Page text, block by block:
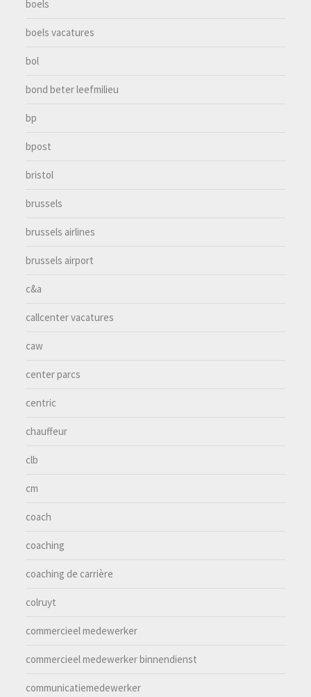
boels
boels vacatures
bol
bond beter leefmilieu
bp
bpost
bristol
brussels
brussels airlines
brussels airport
c&a
callcenter vacatures
caw
center parcs
centric
chauffeur
clb
cm
coach
coaching
coaching de carrière
colruyt
commercieel medewerker
commercieel medewerker binnendienst
communicatiemedewerker